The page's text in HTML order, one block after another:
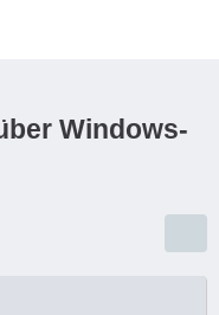
Windows-